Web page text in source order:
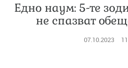
Едно наум: 5-те
не спазват
07.10.2023